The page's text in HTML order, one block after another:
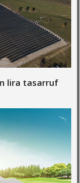
lira tasarruf